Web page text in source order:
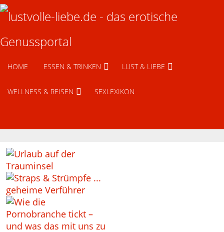
HOME ESSEN & TRINKEN LUST & LIEBE
WELLNESS & REISEN SEXLEXIKON
Urlaub auf der Trauminsel
Straps & Strümpfe
Dessous für Männer
Wie die Pornobranche tickt ̵ …
Erotische Träumereien – wa …